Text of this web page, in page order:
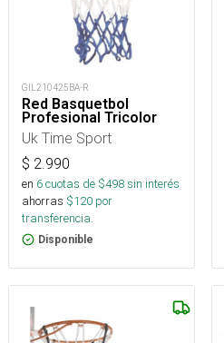
GIL210425BA-R
Red Basquetbol
Profesional Tricolor
Uk Time Sport
$ 2.990
en 6cuotas de $498sin interés
ahorras $120 por
transferencia.
Disponible